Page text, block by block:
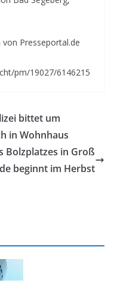
Presseportal.de
pm/19027/6146215
bittet um
in Wohnhaus
Bolzplatzes in Groß
beginnt im Herbst